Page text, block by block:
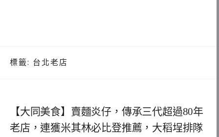
標籤: 台北老店
【大同美食】賣麵炎仔，傳承三代超過80年
老店，連獲米其林必比登推薦，大稻埕排隊